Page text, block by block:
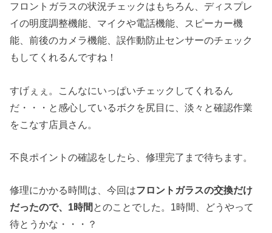
フロントガラスの状況チェックはもちろん、ディスプレ
イの明度調整機能、マイクや電話機能、スピーカー機
能、前後のカメラ機能、誤作動防止センサーのチェック
もしてくれるんですね！
すげぇぇ。こんなにいっぱいチェックしてくれるん
だ・・・と感心しているボクを尻目に、淡々と確認作業
をこなす店員さん。
不良ポイントの確認をしたら、修理完了まで待ちます。
修理にかかる時間は、今回はフロントガラスの交換だけ
だったので、1時間 とのことでした。1時間、どうやって
待とうかな・・・？